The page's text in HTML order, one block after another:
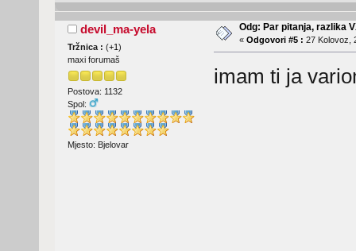
devil_ma-yela
Tržnica : (+1)
maxi forumaš
Postova: 1132
Spol:
Mjesto: Bjelovar
Odg: Par pitanja, razlika
« Odgovori #5 : 27 Kolovoz,
imam ti ja